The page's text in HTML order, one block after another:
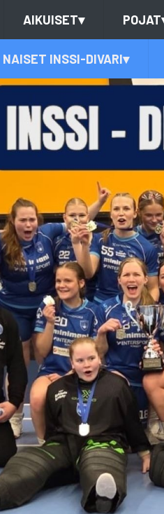
AIKUISET▾ POJAT
NAISET INSSI-DIVARI▾